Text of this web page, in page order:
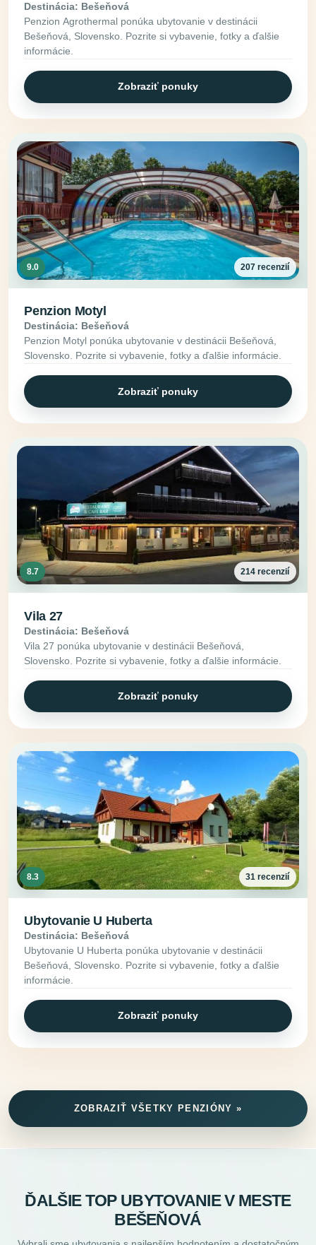
Destinácia: Bešeňová
Penzion Agrothermal ponúka ubytovanie v destinácii
Bešeňová, Slovensko. Pozrite si vybavenie, fotky a ďalšie
informácie.
Zobraziť ponuky
9.0 207 recenzií
Penzion Motyl
Destinácia: Bešeňová
Penzion Motyl ponúka ubytovanie v destinácii Bešeňová,
Slovensko. Pozrite si vybavenie, fotky a ďalšie informácie.
Zobraziť ponuky
8.7 214 recenzií
Vila 27
Destinácia: Bešeňová
Vila 27 ponúka ubytovanie v destinácii Bešeňová,
Slovensko. Pozrite si vybavenie, fotky a ďalšie informácie.
Zobraziť ponuky
8.3 31 recenzií
Ubytovanie U Huberta
Destinácia: Bešeňová
Ubytovanie U Huberta ponúka ubytovanie v destinácii
Bešeňová, Slovensko. Pozrite si vybavenie, fotky a ďalšie
informácie.
Zobraziť ponuky
ZOBRAZIŤ VŠETKY PENZIÓNY »
ĎALŠIE TOP UBYTOVANIE V MESTE
BEŠEŇOVÁ